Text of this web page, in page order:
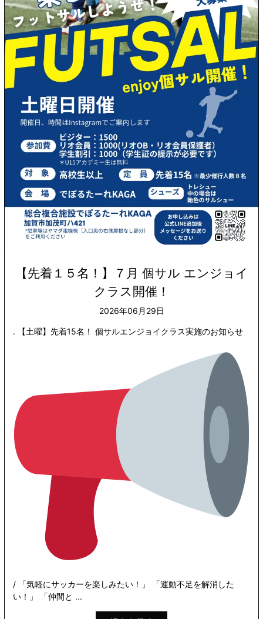
【先着１５名！】７月 個サル エンジョイ
クラス開催！
2026年06月29日
. 【土曜】先着15名！ 個サルエンジョイクラス実施のお知らせ
/ 「気軽にサッカーを楽しみたい！」 「運動不足を解消した
い！」 「仲間と ...